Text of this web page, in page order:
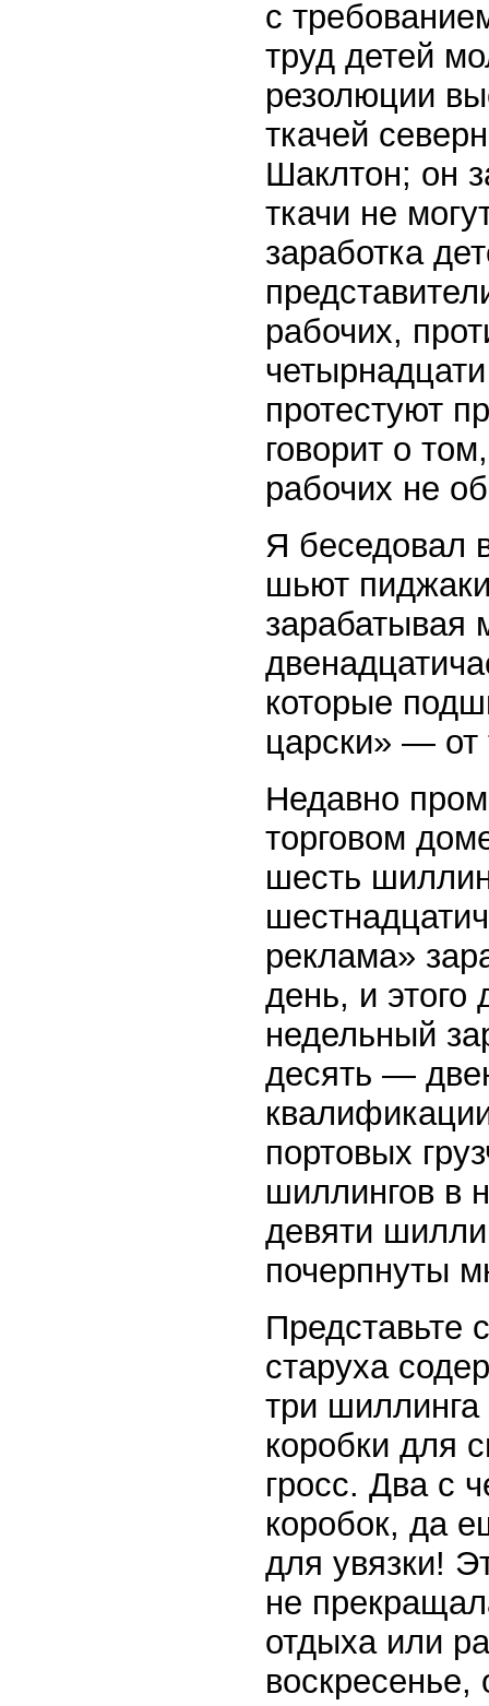
с
труд детей
резолюции
ткачей
Шаклтон; он
ткачи не
заработка
рабочих,
протестуют
говорит о
рабочих не
Я беседовал
шьют
зарабатывая
которые
царски» — от
Недавно
торговом
шесть
реклама»
день, и этого
недельный
десять —
портовых
шиллингов в
девяти
почерпнуты
Представьте
старуха
три шиллинга
коробки для
гросс. Два с
коробок, да
для увязки!
не
отдыха или
воскресенье,